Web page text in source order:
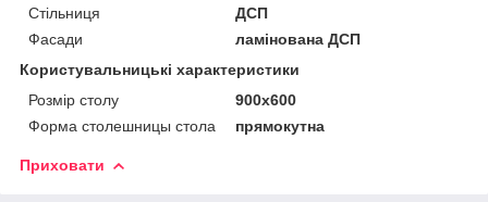
Стільниця
ДСП
Фасади
ламінована ДСП
Користувальницькі характеристики
Розмір столу
900х600
Форма столешницы стола
прямокутна
Приховати